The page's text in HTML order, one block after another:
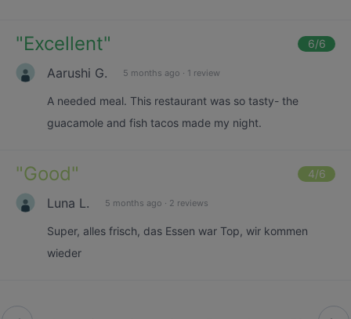
"Excellent" 6/6
Aarushi G. 5 months ago · 1 review
A needed meal. This restaurant was so tasty- the
guacamole and fish tacos made my night.
"Good" 4/6
Luna L. 5 months ago · 2 reviews
Super, alles frisch, das Essen war Top, wir kommen
wieder